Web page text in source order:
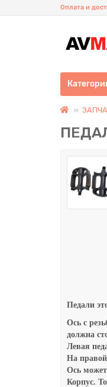
Оплата и
Педали э
Ось с
должна
Левая
На правой
Ось
Корпус.